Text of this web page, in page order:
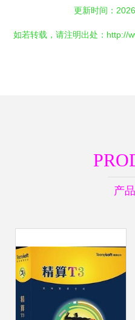
更新时间：
如若转载，请注明出处：http://
产